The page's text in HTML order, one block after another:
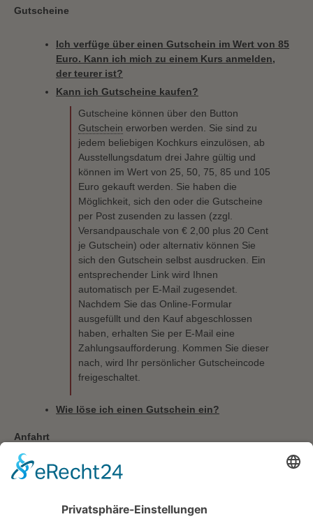
Gutscheine
Ich verfüge über einen Gutschein im Wert von 85
Euro. Kann ich mich zu einem Kurs anmelden,
der teurer ist?
Kann ich Gutscheine kaufen?
Gutscheine können über den Button
Gutschein erworben werden. Sie sind zu
jedem beliebigen Kochkurs einzulösen, ab
Ausstellungsdatum drei Jahre gültig und
können im Wert von 25, 50, 75, 85 und 105
Euro gekauft werden. Sie haben die
Möglichkeit, sich den oder die Gutscheine
per Post zusenden zu lassen (zzgl.
Versandpauschale von € 2,00 plus 20 Cent
je Gutschein) oder alternativ können Sie
sich den Gutschein selbst ausdrucken. Ein
entsprechender Link wird Ihnen
automatisch per E-Mail zugesendet.
Nachdem Sie das Online-Formular
ausgefüllt und den Kauf abgeschlossen
haben, erhalten Sie per E-Mail eine
Zahlungsaufforderung. Kommen Sie dieser
nach, wird Ihr persönlicher Gutscheincode
freigeschaltet.
Wie löse ich einen Gutschein ein?
Anfahrt
Wie komme ich zur menufaktur?